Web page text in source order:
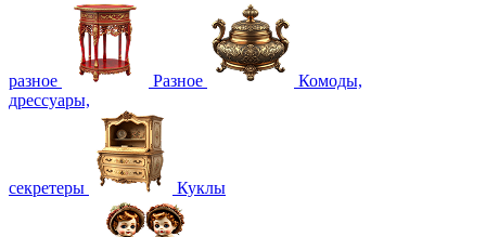
разное Разное
Комоды,
дрессуары,
секретеры Куклы